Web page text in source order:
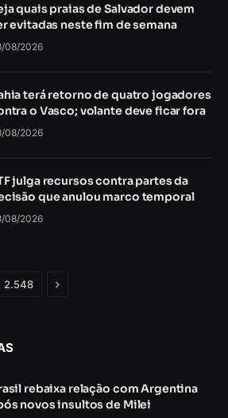
quais praias de Salvador devem
evitadas neste fim de semana
08/2026
terá retorno de quatro jogadores
o Vasco; volante deve ficar fora
08/2026
julga recursos contra partes da
que anulou marco temporal
08/2026
2.548 Próximo
rebaixa relação com Argentina
novos insultos de Milei